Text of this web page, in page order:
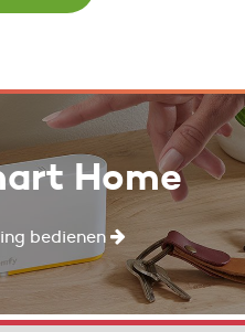
Home
bedienen